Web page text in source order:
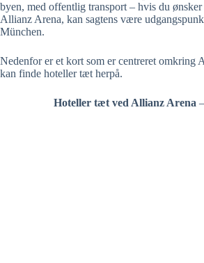
byen, med offentlig transport – hvis du
Allianz Arena, kan sagtens være
München.
Nedenfor er et kort som er centreret omkring
kan finde hoteller tæt herpå.
Hoteller tæt ved Allianz Arena